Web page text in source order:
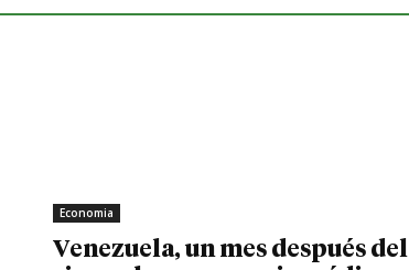
Economia
Venezuela, un mes después del